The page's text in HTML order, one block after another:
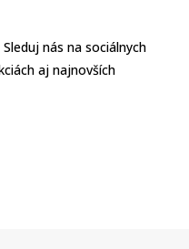
nás na sociálnych
aj najnovších